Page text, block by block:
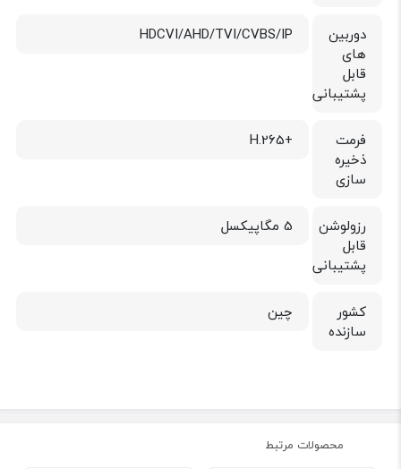
دوربین
های
قابل
پشتیبانی
HDCVI/AHD/TVI/CVBS/IP
فرمت
ذخیره
سازی
+H.265
رزولوشن
قابل
پشتیبانی
5 مگاپیکسل
کشور
سازنده
چین
محصولات مرتبط